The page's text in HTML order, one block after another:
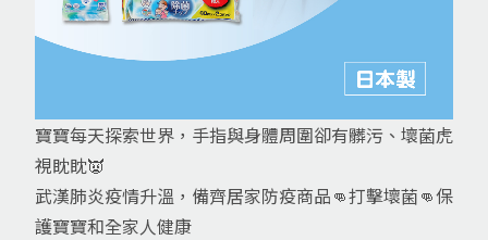
寶寶每天探索世界，手指與身體周圍卻有髒污、壞菌虎
視眈眈👿
武漢肺炎疫情升溫，備齊居家防疫商品👊打擊壞菌👊保
護寶寶和全家人健康